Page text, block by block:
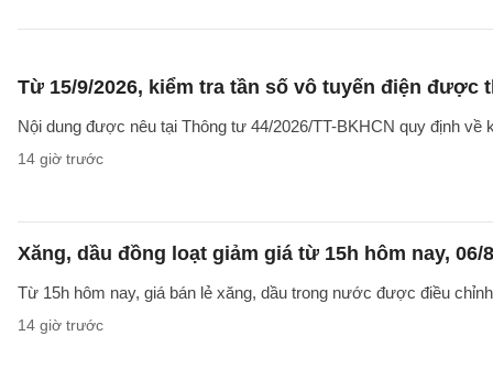
Từ 15/9/2026, kiểm tra tần số vô tuyến điện được
Nội dung được nêu tại Thông tư 44/2026/TT-BKHCN quy định
14 giờ trước
Xăng, dầu đồng loạt giảm giá từ 15h hôm nay, 06/
Từ 15h hôm nay, giá bán lẻ xăng, dầu trong nước được điều
14 giờ trước